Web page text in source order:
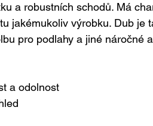
a robustních schodů. Má
jakémukoliv výrobku. Dub je
pro podlahy a jiné náročné
a odolnost